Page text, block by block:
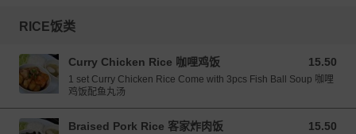
RICE饭类
Curry Chicken Rice 咖哩鸡饭 15.50
15.50 MYR
1 set Curry Chicken Rice Come with 3pcs Fish Ball Soup 咖哩
鸡饭配鱼丸汤
Braised Pork Rice 客家炸肉饭 15.50
15.50 MYR